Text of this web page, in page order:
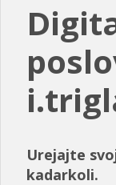
Urejajte
kadarkoli.